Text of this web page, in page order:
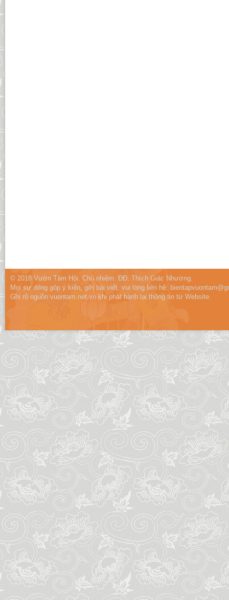
© 2018 Vườn Tâm Hội. Chủ nhiệm: ĐĐ. Thích Giác Nhường.
Mọi sự đóng góp ý kiến, gởi bài viết, vui lòng liên hệ:
Ghi rõ nguồn vuontam.net.vn khi phát hành lại thông tin từ Website.